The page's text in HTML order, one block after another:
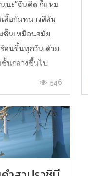
นะ”ฉันคิด ก็แหม
เสื้อกันหนาวสีสัน
ชั้นเหมือนสมัย
ร้อนขึ้นทุกวัน ด้วย
นกลางขึ้นไป
งบ้าน โดยเฉพาะ
546